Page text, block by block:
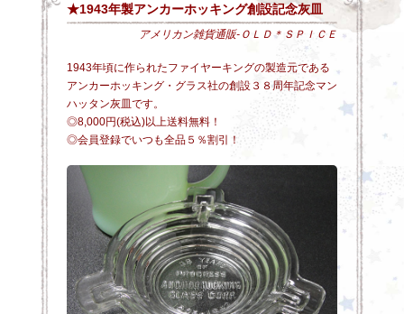
★1943年製アンカーホッキング創設記念灰皿
アメリカン雑貨通販-ＯＬＤ＊ＳＰＩＣＥ
1943年頃に作られたファイヤーキングの製造元である
アンカーホッキング・グラス社の創設３８周年記念マン
ハッタン灰皿です。
◎8,000円(税込)以上送料無料！
◎会員登録でいつも全品５％割引！